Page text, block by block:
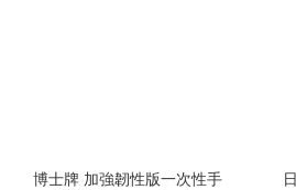
博士牌 加強韌性版一次性手